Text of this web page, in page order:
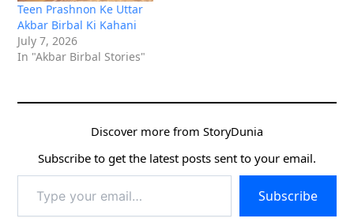
Teen Prashnon Ke Uttar
Akbar Birbal Ki Kahani
July 7, 2026
In "Akbar Birbal Stories"
Discover more from StoryDunia
Subscribe to get the latest posts sent to your email.
your
email…
Subscribe